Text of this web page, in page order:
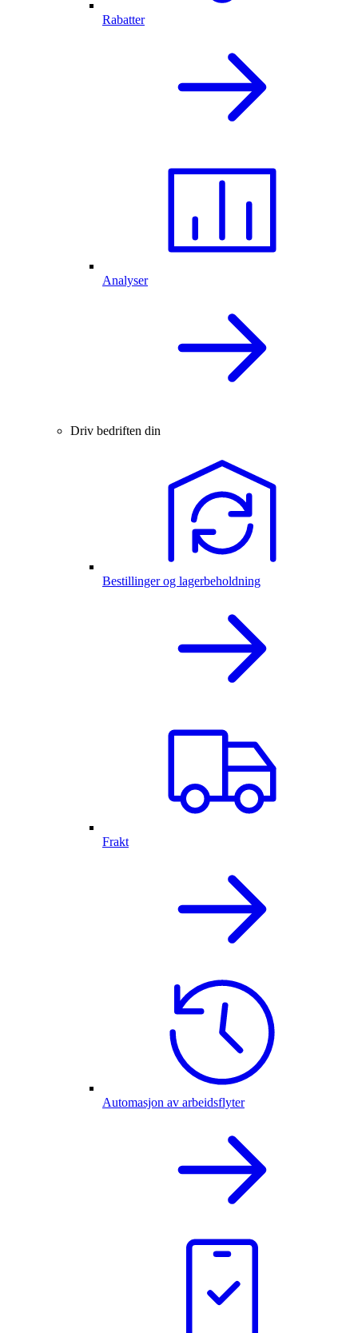
Rabatter
Analyser
Driv bedriften din
Bestillinger og lagerbeholdning
Frakt
Automasjon av arbeidsflyter